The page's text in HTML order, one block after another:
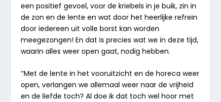
een positief gevoel, voor de kriebels in je buik, zin in
de zon en de lente en wat door het heerlijke refrein
door iedereen uit volle borst kan worden
meegezongen! En dat is precies wat we in deze tijd,
waarin alles weer open gaat, nodig hebben.
‘’Met de lente in het vooruitzicht en de horeca weer
open, verlangen we allemaal weer naar de vrijheid
en de liefde toch? Al doe ik dat toch wel hoor met